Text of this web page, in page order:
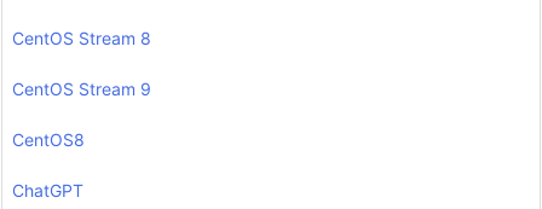
CentOS Stream 8
CentOS Stream 9
CentOS8
ChatGPT